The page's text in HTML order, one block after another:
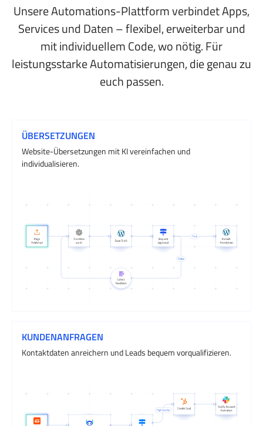
Unsere Automations-Plattform verbindet Apps,
Services und Daten – flexibel, erweiterbar und
mit individuellem Code, wo nötig. Für
leistungsstarke Automatisierungen, die genau zu
euch passen.
ÜBERSETZUNGEN
Website-Übersetzungen mit KI vereinfachen und
individualisieren.
KUNDENANFRAGEN
Kontaktdaten anreichern und Leads bequem vorqualifizieren.